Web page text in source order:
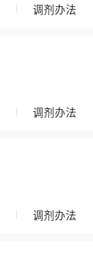
调剂办法
调剂办法
调剂办法